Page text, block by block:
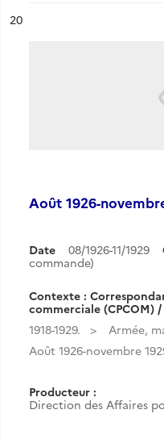
n°
20
Août 1926-
Date 08/1926-11/1929
commande)
Contexte :
commerciale (CPCOM) /
1918-1929.
Armée,
Août 1926-novembre
Producteur :
Direction des Affaires